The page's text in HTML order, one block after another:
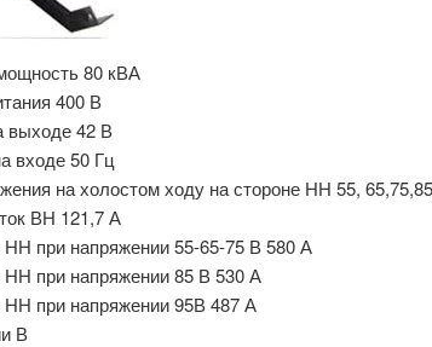
80 кВА
400 В
выходе 42 В
входе 50 Гц
на холостом ходу на стороне НН 55,
ВН 121,7 А
НН при напряжении 55-65-75 В 580 А
НН при напряжении 85 В 530 А
НН при напряжении 95В 487 А
В